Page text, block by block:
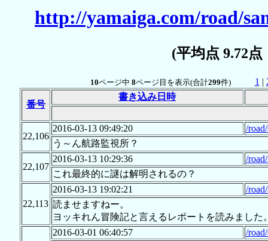
http://yamaiga.com/road/
(平均点 9.72
10ページ中 8ページ目を表示(合計299件) 1 |
番号
書き込み日時
22,106
2016-03-13 09:49:20
/
う～ん航路監視所？
22,107
2016-03-13 10:29:36
/
これ最終的に謎は解明されるの？
22,113
2016-03-13 19:02:21
/
読ませますねー。
ヨッキれん冒険記と言えるレポートを読みました
2016-03-01 06:40:57
/